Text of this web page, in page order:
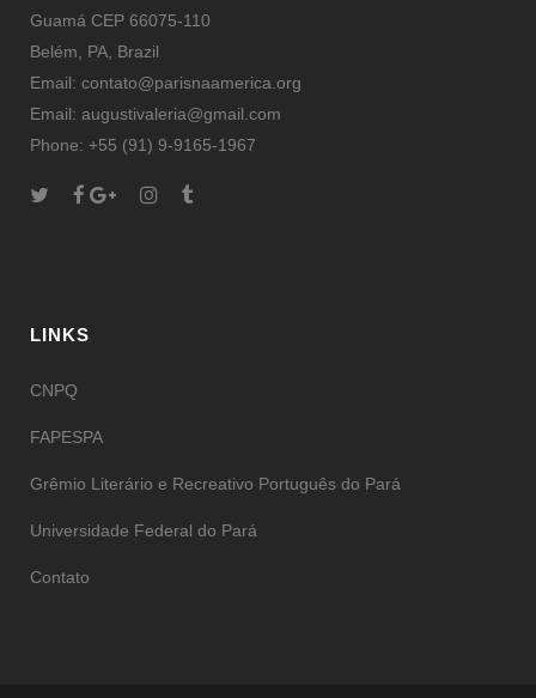
Guamá CEP 66075-110
Belém, PA, Brazil
Email: contato@parisnaamerica.org
Email: augustivaleria@gmail.com
Phone: +55 (91) 9-9165-1967
LINKS
CNPQ
FAPESPA
Grêmio Literário e Recreativo Português do Pará
Universidade Federal do Pará
Contato